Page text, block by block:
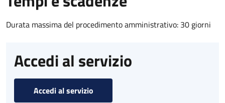
Durata massima del procedimento amministrativo: 30 giorni
Accedi al servizio
Accedi al servizio